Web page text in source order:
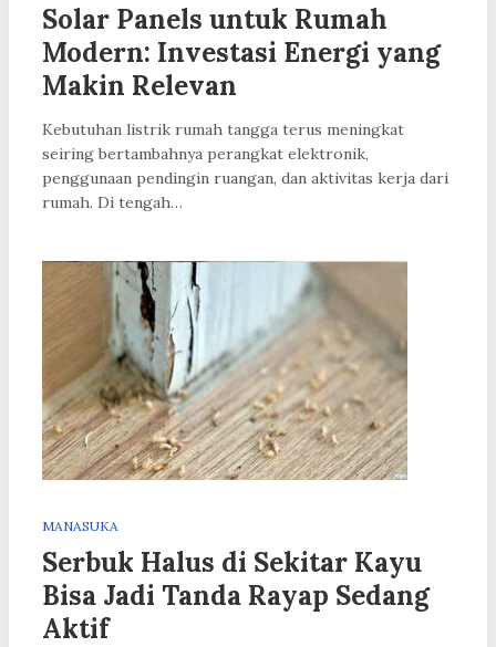
Solar Panels untuk Rumah
Modern: Investasi Energi yang
Makin Relevan
Kebutuhan listrik rumah tangga terus meningkat
seiring bertambahnya perangkat elektronik,
penggunaan pendingin ruangan, dan aktivitas kerja dari
rumah. Di tengah…
MANASUKA
Serbuk Halus di Sekitar Kayu
Bisa Jadi Tanda Rayap Sedang
Aktif